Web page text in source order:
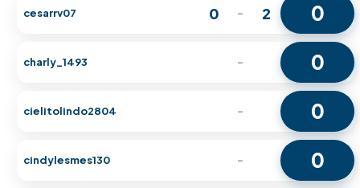
cesarrv07 0 - 2 0
charly_1493 - 0
cielitolindo2804 - 0
cindylesmes130 - 0